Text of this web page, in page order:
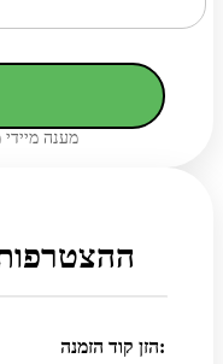
מענה מיידי
הזן קוד הזמנה: